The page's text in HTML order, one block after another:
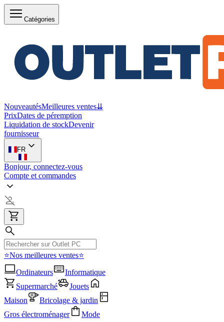
Catégories
NouveautésMeilleures ventes⇊
PrixDates de péremption
Liquidation de stockDevenir
fournisseur
FR
Bonjour, connectez-vous
Compte et commandes
⭐Nos meilleures ventes⭐
Ordinateurs
Informatique
Supermarché
Jouets
Maison
Bricolage & jardin
Gros électroménager
Mode